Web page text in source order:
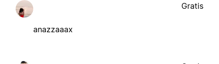
anazzaaax
Gratis